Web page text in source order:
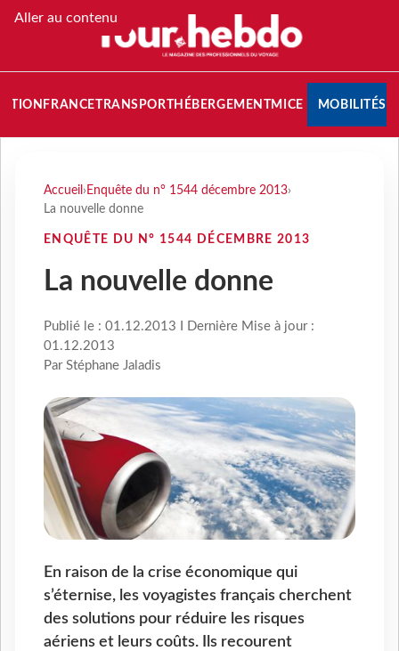
Aller au contenu
FRANCETRANSPORT HÉBERGEMENTMICE MOBILITÉS
Accueil › Enquête du n° 1544 décembre 2013›
La nouvelle donne
ENQUÊTE DU N° 1544 DÉCEMBRE 2013
La nouvelle donne
Publié le : 01.12.2013 I Dernière Mise à jour :
01.12.2013
Par Stéphane Jaladis
En raison de la crise économique qui
s’éternise, les voyagistes français cherchent
des solutions pour réduire les risques
aériens et leurs coûts. Ils recourent